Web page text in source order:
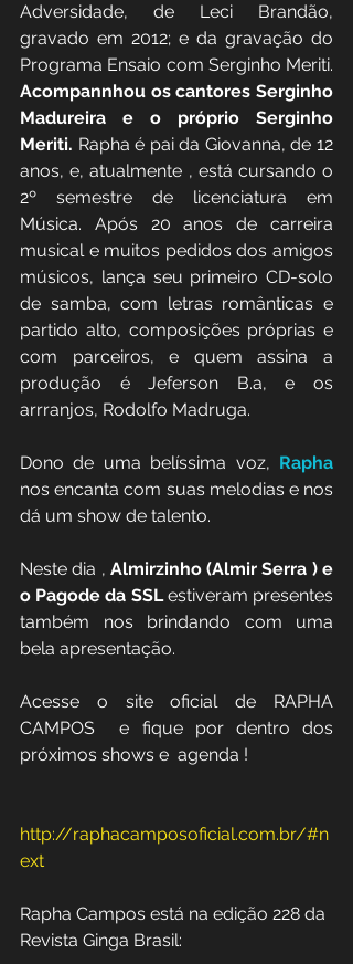
Adversidade, de Leci Brandão,
gravado em 2012; e da gravação do
Acompannhou os cantores Serginho
Madureira e o próprio Serginho
Meriti. Rapha é pai da Giovanna, de 12
anos, e, atualmente , está cursando o
2º semestre de licenciatura em
Música. Após 20 anos de carreira
musical e muitos pedidos dos amigos
músicos, lança seu primeiro CD-solo
de samba, com letras românticas e
partido alto, composições próprias e
com parceiros, e quem assina a
produção é Jeferson B.a, e os
arrranjos, Rodolfo Madruga.
Dono de uma belíssima voz,
nos encanta com suas melodias e nos
dá um show de talento.
Neste dia , Almirzinho (Almir Serra ) e
o Pagode da SSL estiveram presentes
também nos brindando com uma
bela apresentação.
Acesse o site oficial de RAPHA
CAMPOS  e fique por dentro dos
próximos shows e  agenda !
http://raphacamposoficial.com.br/#n
ext
Rapha Campos está na edição 228 da
Revista Ginga Brasil: